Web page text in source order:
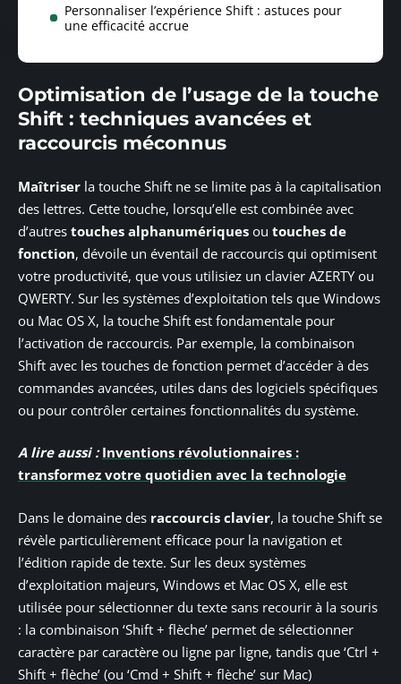
Personnaliser l’expérience Shift : astuces pour
une efficacité accrue
Optimisation de l’usage de la touche
Shift : techniques avancées et
raccourcis méconnus
Maîtriser la touche Shift ne se limite pas à la capitalisation
des lettres. Cette touche, lorsqu’elle est combinée avec
d’autres touches alphanumériques ou touches de
fonction, dévoile un éventail de raccourcis qui optimisent
votre productivité, que vous utilisiez un clavier AZERTY ou
QWERTY. Sur les systèmes d’exploitation tels que Windows
ou Mac OS X, la touche Shift est fondamentale pour
l’activation de raccourcis. Par exemple, la combinaison
Shift avec les touches de fonction permet d’accéder à des
commandes avancées, utiles dans des logiciels spécifiques
ou pour contrôler certaines fonctionnalités du système.
A lire aussi : Inventions révolutionnaires :
transformez votre quotidien avec la technologie
Dans le domaine des raccourcis clavier, la touche Shift se
révèle particulièrement efficace pour la navigation et
l’édition rapide de texte. Sur les deux systèmes
d’exploitation majeurs, Windows et Mac OS X, elle est
utilisée pour sélectionner du texte sans recourir à la souris
: la combinaison ‘Shift + flèche’ permet de sélectionner
caractère par caractère ou ligne par ligne, tandis que ‘Ctrl +
Shift + flèche’ (ou ‘Cmd + Shift + flèche’ sur Mac)